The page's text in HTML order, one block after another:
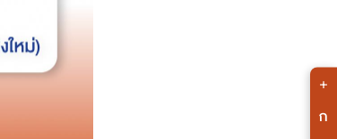
+
ก